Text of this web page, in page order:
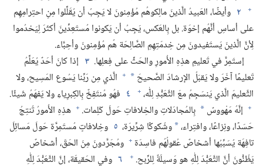
+ ٢ وأيضًا،‏ العَبيدُ الَّذينَ مالِكوهُم مُؤْمِنونَ لا يَجِبُ أن يُقَلِّلوا مِنِ احتِرامِهِم
على أساسِ أنَّهُم إخوَة.‏ بل بِالعَكس،‏ يَجِبُ أن يَكونوا مُستَعِدِّينَ أكثَرَ لِيَخدُموا
لِأنَّ الَّذينَ يَستَفيدونَ مِن خِدمَتِهِمِ الصَّالِحَة هُم مُؤْمِنونَ وأحِبَّاء.‏
إستَمِرَّ في تَعليمِ هذِهِ الأُمورِ والحَثِّ على فِعلِها.‏ ٣ إذا كانَ أحَدٌ يُعَلِّمُ
تَعليمًا آخَرَ ولا يَقبَلُ الإرشادَ الصَّحيحَ *
+ الَّذي مِن رَبِّنا يَسُوع المَسِيح،‏ ولا
التَّعليمَ الَّذي يَنسَجِمُ معَ التَّعَبُّدِ لِلّٰه،‏ + ٤ فهُو مُنتَفِخٌ بِالكِبرِياءِ ولا يَفهَمُ شَيئًا.‏
+ إنَّهُ مَهْووسٌ * بِالمُجادَلاتِ والخِلافاتِ حَولَ كَلِمات.‏ + هذِهِ الأُمورُ تُنتِجُ
حَسَدًا،‏ ونِزاعًا،‏ وافتِراء،‏* وشُكوكًا شِرِّيرَة،‏ ٥ وخِلافاتٍ مُستَمِرَّة حَولَ مَسائِلَ
تافِهَة يُسَبِّبُها أشخاصٌ عُقولُهُم فاسِدَة + ومُجَرَّدونَ مِنَ الحَقّ،‏ أشخاصٌ
يَظُنُّونَ أنَّ التَّعَبُّدَ لِلّٰهِ هو وَسيلَةٌ لِلرِّبح.‏ + ٦ وفي الحَقيقَة،‏ إنَّ التَّعَبُّدَ لِلّٰهِ